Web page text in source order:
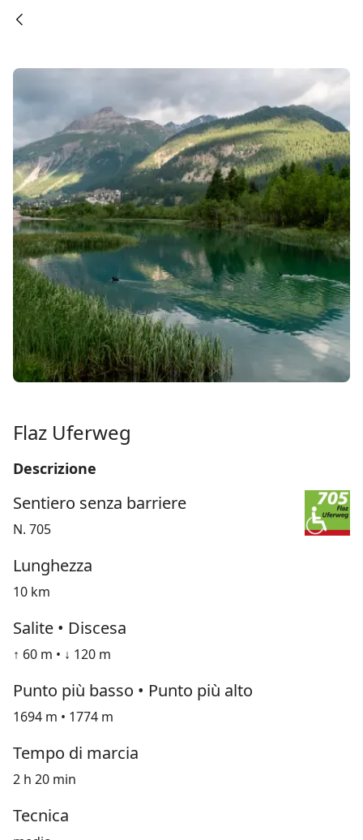
Flaz Uferweg
Descrizione
Sentiero senza barriere
N. 705
Lunghezza
10 km
Salite • Discesa
↑ 60 m • ↓ 120 m
Punto più basso • Punto più alto
1694 m • 1774 m
Tempo di marcia
2 h 20 min
Tecnica